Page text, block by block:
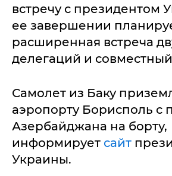
встречу с президентом
ее завершении
расширенная встреча
делегаций и
Самолет из Баку
аэропорту Борисполь с
Азербайджана на борту,
информирует сайт
Украины.